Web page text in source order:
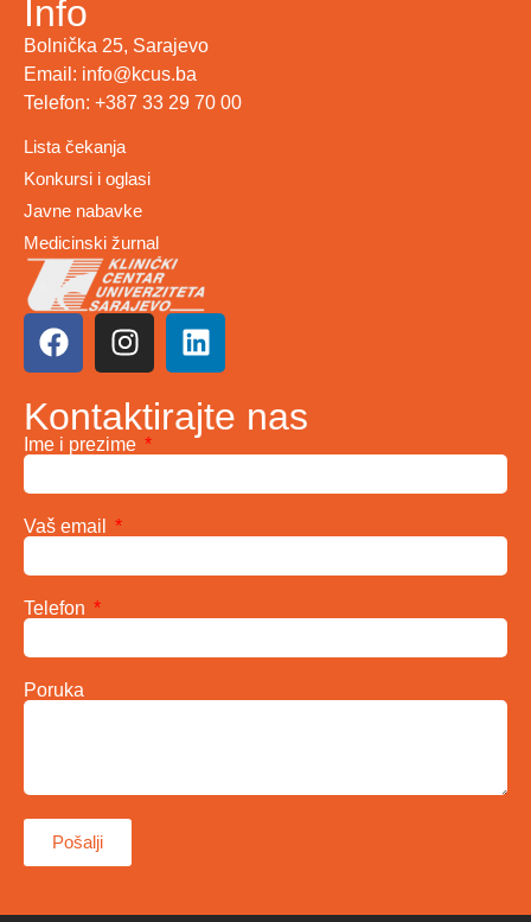
Info
Bolnička 25, Sarajevo
Email: info@kcus.ba
Telefon: +387 33 29 70 00
Lista čekanja
Konkursi i oglasi
Javne nabavke
Medicinski žurnal
Kontaktirajte nas
Ime i prezime
Vaš email
Telefon
Poruka
Pošalji